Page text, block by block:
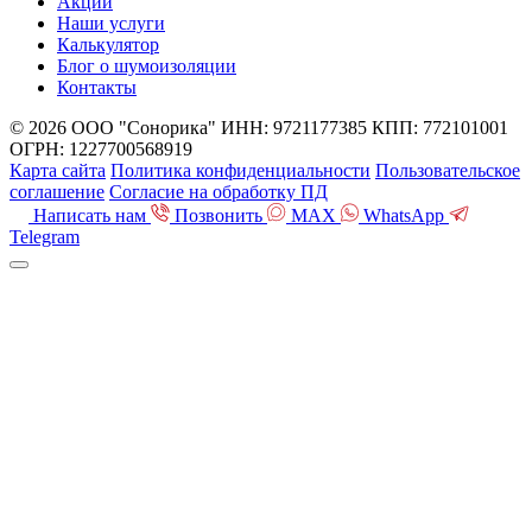
Наши услуги
Калькулятор
Блог о шумоизоляции
Контакты
© 2026 ООО "Сонорика" ИНН: 9721177385 КПП: 772101001
ОГРН: 1227700568919
Карта сайта Политика конфиденциальности Пользовательское
соглашение Согласие на обработку ПД
Написать нам
Позвонить MAX
WhatsApp
Telegram